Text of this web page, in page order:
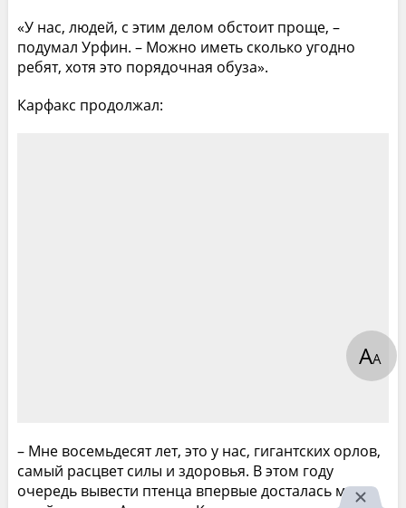
«У нас, людей, с этим делом обстоит проще, –
подумал Урфин. – Можно иметь сколько угодно
ребят, хотя это порядочная обуза».
Карфакс продолжал:
– Мне восемьдесят лет, это у нас, гигантских орлов,
самый расцвет силы и здоровья. В этом году
очередь вывести птенца впервые досталась мне и
АА